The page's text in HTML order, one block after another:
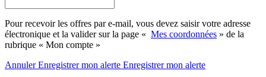
Pour recevoir les offres par e-mail, vous devez saisir votre adresse
électronique et la valider sur la page « Mes coordonnées » de la
rubrique « Mon compte »
AnnulerEnregistrer mon alerte Enregistrermon alerte